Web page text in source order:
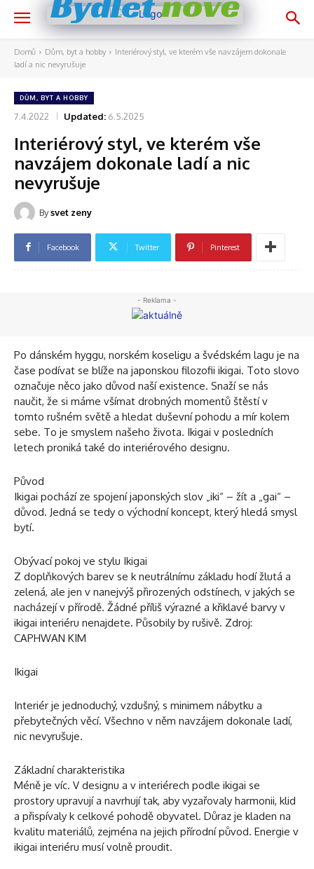
Domů Dům, byt a hobby
Interiérový styl, ve kterém vše navzájem dokonale
ladí a nic nevyrušuje
DŮM, BYT A HOBBY
7.4.2022 Updated: 6.5.2025
Interiérový styl, ve kterém vše
navzájem dokonale ladí a nic
nevyrušuje
Bysvet zeny
Facebook Twitter Pinterest
- Reklama -
Po dánském hyggu, norském koseligu a švédském lagu je na
čase podívat se blíže na japonskou filozofii ikigai. Toto slovo
označuje něco jako důvod naší existence. Snaží se nás
naučit, že si máme všímat drobných momentů štěstí v
tomto rušném světě a hledat duševní pohodu a mír kolem
sebe. To je smyslem našeho života. Ikigai v posledních
letech proniká také do interiérového designu.
Původ
Ikigai pochází ze spojení japonských slov „iki“ – žít a „gai“ –
důvod. Jedná se tedy o východní koncept, který hledá smysl
bytí.
Obývací pokoj ve stylu Ikigai
Z doplňkových barev se k neutrálnímu základu hodí žlutá a
zelená, ale jen v nanejvýš přirozených odstínech, v jakých se
nacházejí v přírodě. Žádné příliš výrazné a křiklavé barvy v
ikigai interiéru nenajdete. Působily by rušivě. Zdroj:
CAPHWAN KIM
Ikigai
Interiér je jednoduchý, vzdušný, s minimem nábytku a
přebytečných věcí. Všechno v něm navzájem dokonale ladí,
nic nevyrušuje.
Základní charakteristika
Méně je víc. V designu a v interiérech podle ikigai se
prostory upravují a navrhují tak, aby vyzařovaly harmonii, klid
a přispívaly k celkové pohodě obyvatel. Důraz je kladen na
kvalitu materiálů, zejména na jejich přírodní původ. Energie v
ikigai interiéru musí volně proudit.